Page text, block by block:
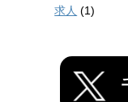
求人 (1)